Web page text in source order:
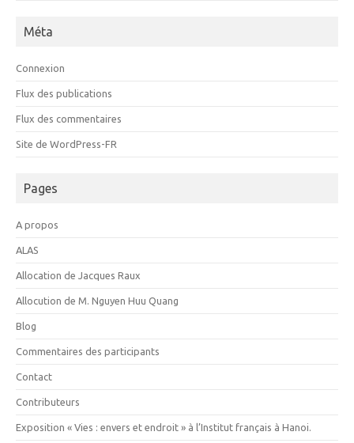
Méta
Connexion
Flux des publications
Flux des commentaires
Site de WordPress-FR
Pages
A propos
ALAS
Allocation de Jacques Raux
Allocution de M. Nguyen Huu Quang
Blog
Commentaires des participants
Contact
Contributeurs
Exposition « Vies : envers et endroit » à l’Institut français à Hanoi.